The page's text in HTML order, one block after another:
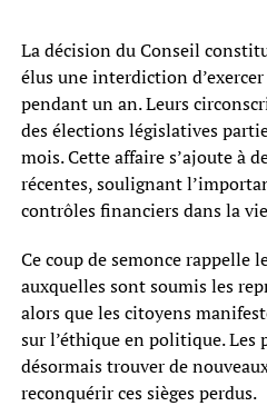
La décision du Conseil
élus une interdiction
pendant un an. Leurs
des élections législatives
mois. Cette affaire s’ajoute à
récentes, soulignant
contrôles financiers dans la
Ce coup de semonce rappelle
auxquelles sont soumis les
alors que les citoyens
sur l’éthique en politique. Les
désormais trouver de
reconquérir ces sièges perdus.